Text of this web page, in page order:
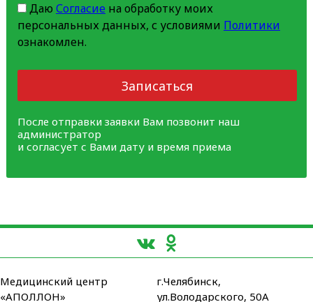
Даю Согласиена обработку моих
персональных данных, с условиями Политики
ознакомлен.
Записаться
После отправки заявки Вам позвонит наш
администратор
и согласует с Вами дату и время приема
Медицинский центр
«АПОЛЛОН»
г.Челябинск,
ул.Володарского, 50А